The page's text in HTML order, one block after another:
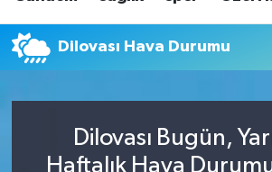
Dilovası Hava Durumu
Dilovası Bugün,
Haftalık Hava
DUNYA
Ekonomi
Şanlıurfa Namaz Vakitleri
Süper Lig Puan Durumu ve